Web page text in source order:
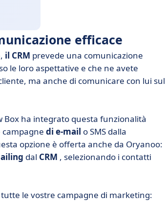
efficace
il CRM prevede una comunicazione
le loro aspettative e che ne avete
ma anche di comunicare con lui sul
Box ha integrato questa funzionalità
campagne di e-mail o SMS dalla
opzione è offerta anche da Oryanoo:
dal CRM , selezionando i contatti
le vostre campagne di marketing: